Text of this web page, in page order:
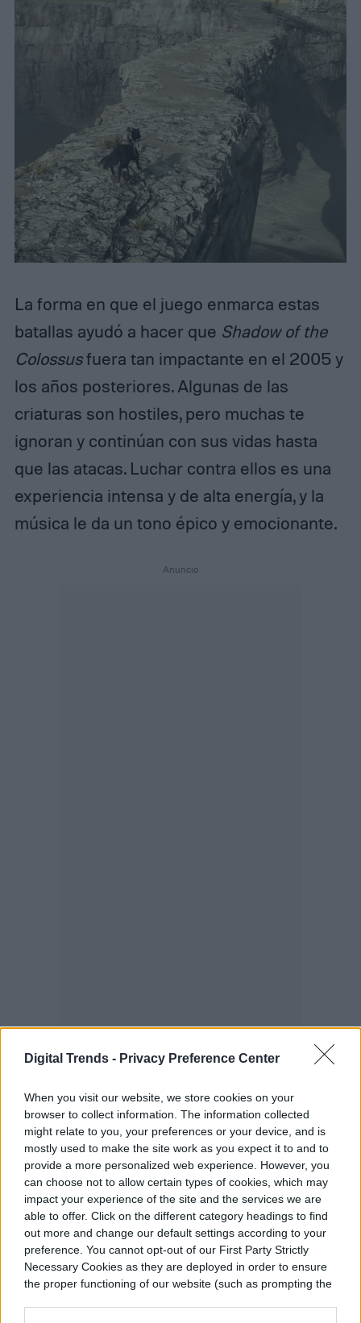
Digital Trends - Privacy Preference Center
When you visit our website, we store cookies on your
browser to collect information. The information collected
might relate to you, your preferences or your device, and is
mostly used to make the site work as you expect it to and to
provide a more personalized web experience. However, you
can choose not to allow certain types of cookies, which may
impact your experience of the site and the services we are
able to offer. Click on the different category headings to find
out more and change our default settings according to your
preference. You cannot opt-out of our First Party Strictly
Necessary Cookies as they are deployed in order to ensure
the proper functioning of our website (such as prompting the
La forma en que el juego enmarca estas
batallas ayudó a hacer que Shadow of the
Colossusfuera tan impactante en el 2005 y
los años posteriores. Algunas de las
criaturas son hostiles, pero muchas te
ignoran y continúan con sus vidas hasta
que las atacas. Luchar contra ellos es una
experiencia intensa y de alta energía, y la
música le da un tono épico y emocionante.
A medida que los derrotas, sin embargo, el
juego adquiere una calidad más sombría. A
medida que se pierde la belleza y el
misterio de cada coloso, sientes una
sensación mixta; cada victoria se combina
con un inexplicable matiz de pérdida. Es
una experiencia compleja y que afecta